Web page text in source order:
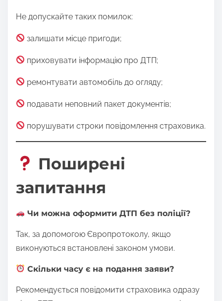
Не допускайте таких помилок:
залишати місце пригоди;
приховувати інформацію про ДТП;
ремонтувати автомобіль до огляду;
подавати неповний пакет документів;
порушувати строки повідомлення страховика.
Поширені
запитання
Чи можна оформити ДТП без поліції?
Так, за допомогою Європротоколу, якщо
виконуються встановлені законом умови.
Скільки часу є на подання заяви?
Рекомендується повідомити страховика одразу